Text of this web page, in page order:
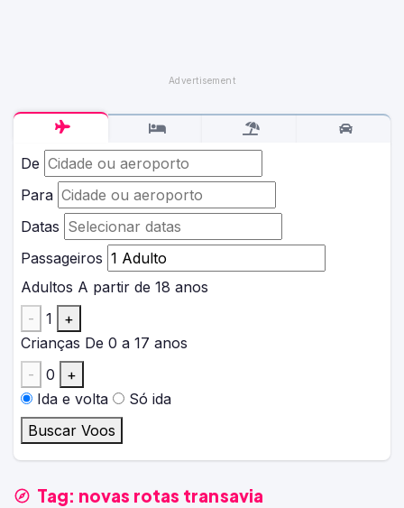
De
Para
Datas
Passageiros
Adultos A partir de 18 anos
-
1
+
Crianças De 0 a 17 anos
-
0
+
Ida e volta
Só ida
Buscar Voos
Tag: novas rotas transavia